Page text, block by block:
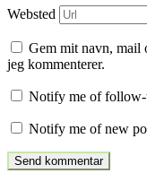
Websted
Gem mit navn, mail
jeg kommenterer.
Notify me of follow-
Notify me of new